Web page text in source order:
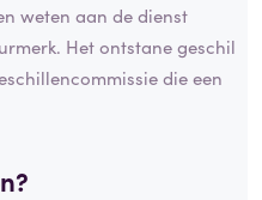
weten aan de dienst
Het ontstane geschil
die een